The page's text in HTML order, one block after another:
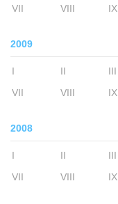
VII
VIII IX
2009
I II III
VII
VIII IX
2008
I II III
VII
VIII IX